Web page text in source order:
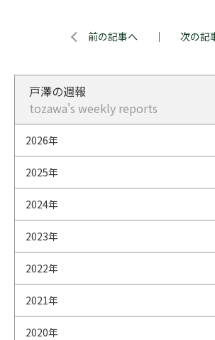
前の記事へ ｜ 次の記
戸澤の週報
tozawa's weekly reports
2026年
2025年
2024年
2023年
2022年
2021年
2020年